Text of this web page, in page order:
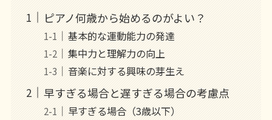
ピアノ何歳から始めるのがよい？
基本的な運動能力の発達
集中力と理解力の向上
音楽に対する興味の芽生え
早すぎる場合と遅すぎる場合の考慮点
早すぎる場合（3歳以下）